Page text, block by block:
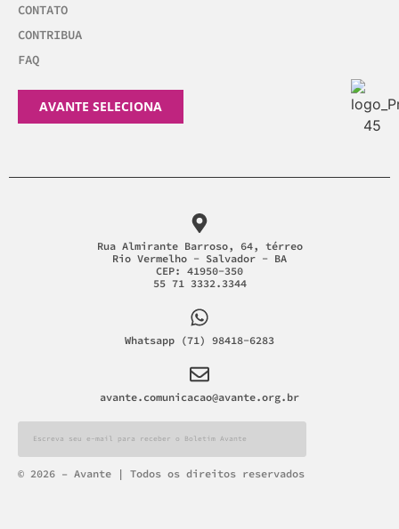
CONTATO
CONTRIBUA
FAQ
AVANTE SELECIONA
Rua Almirante Barroso, 64, térreo
Rio Vermelho - Salvador - BA
CEP: 41950-350
55 71 3332.3344
Whatsapp (71) 98418-6283
avante.comunicacao@avante.org.br
Alternative:
© 2026 – Avante | Todos os direitos reservados